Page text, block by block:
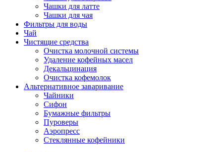
Чашки для латте
Чашки для чая
Фильтры для воды
Чай
Чистящие средства
Очистка молочной системы
Удаление кофейных масел
Декальцинация
Очистка кофемолок
Альтернативное заваривание
Чайники
Сифон
Бумажные фильтры
Пуроверы
Аэропресс
Стеклянные кофейники